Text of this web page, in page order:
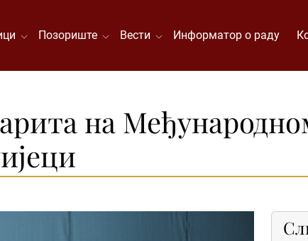
Позориште Вести Информатор о раду
на